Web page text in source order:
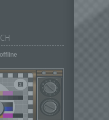
natürliche oder
allein oder
über die Zwecke
von
entscheidet.
Mittel dieser
Unionsrecht oder
vorgegeben,
die bestimmten
nach dem